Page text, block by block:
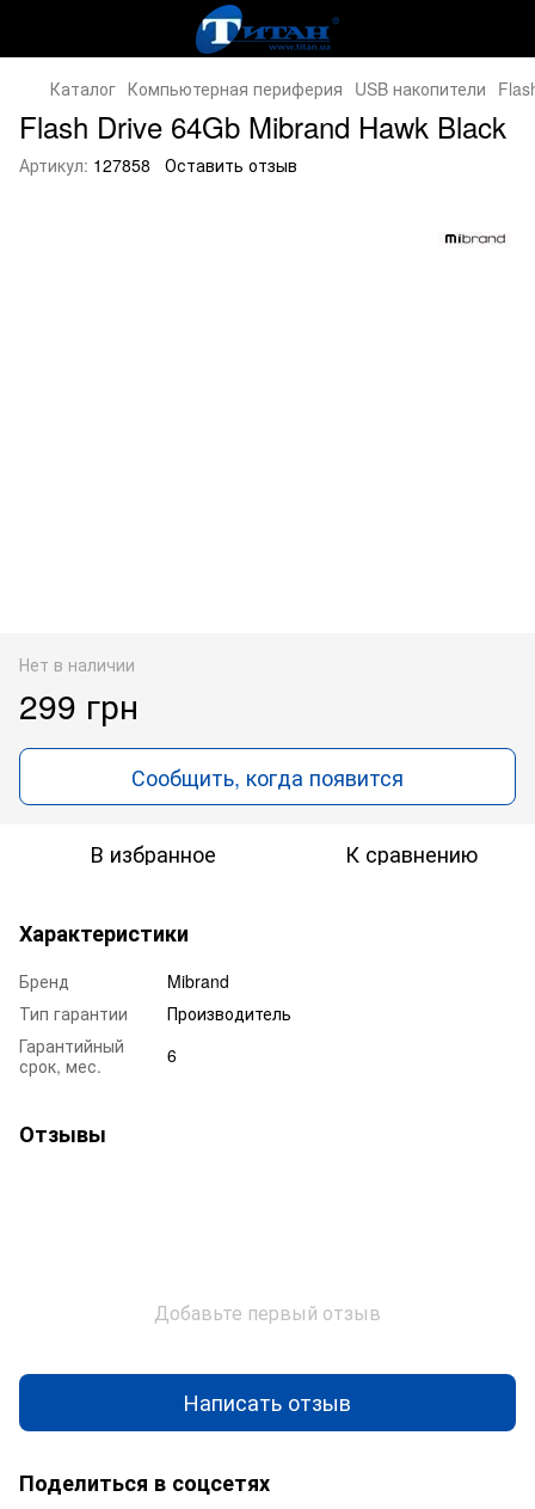
Каталог Компьютерная периферия USB накопители
Flash Drive 64Gb Mibrand Hawk Black
Артикул: 127858 Оставить отзыв
Нет в наличии
299 грн
Сообщить, когда появится
В избранное К сравнению
Характеристики
Бренд
Mibrand
Тип гарантии
Производитель
Гарантийный
срок, мес.
6
Отзывы
Добавьте первый отзыв
Написать отзыв
Поделиться в соцсетях